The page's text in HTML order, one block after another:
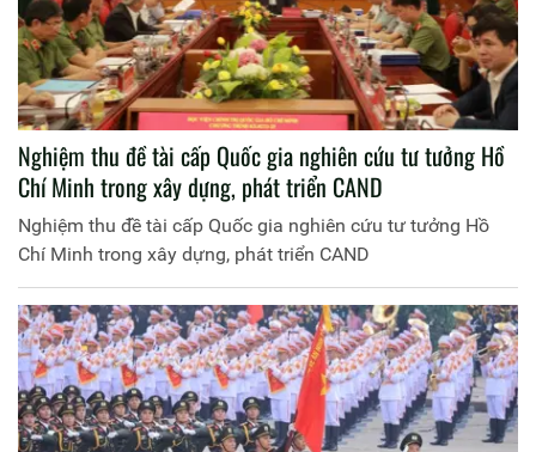
Nghiệm thu đề tài cấp Quốc gia nghiên cứu tư tưởng Hồ
Chí Minh trong xây dựng, phát triển CAND
Nghiệm thu đề tài cấp Quốc gia nghiên cứu tư tưởng Hồ
Chí Minh trong xây dựng, phát triển CAND